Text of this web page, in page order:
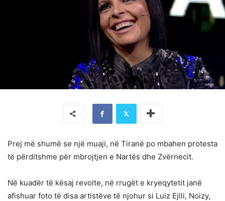
Prej më shumë se një muaji, në Tiranë po mbahen protesta
të përditshme për mbrojtjen e Nartës dhe Zvërnecit.
Në kuadër të kësaj revolte, në rrugët e kryeqytetit janë
afishuar foto të disa artistëve të njohur si Luiz Ejlli, Noizy,